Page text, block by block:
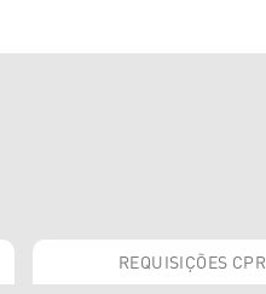
REQUISIÇÕES CPR